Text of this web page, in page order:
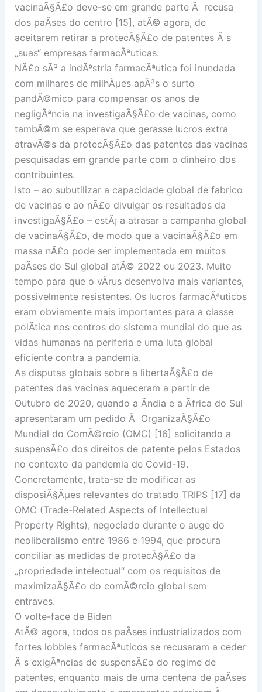
vacinaÃ§Ã£o deve-se em grande parte Ã recusa
dos paÃ­ses do centro [15], atÃ© agora, de
aceitarem retirar a protecÃ§Ã£o de patentes Ã s
„suas“ empresas farmacÃªuticas.
NÃ£o sÃ³ a indÃºstria farmacÃªutica foi inundada
com milhares de milhÃµes apÃ³s o surto
pandÃ©mico para compensar os anos de
negligÃªncia na investigaÃ§Ã£o de vacinas, como
tambÃ©m se esperava que gerasse lucros extra
atravÃ©s da protecÃ§Ã£o das patentes das vacinas
pesquisadas em grande parte com o dinheiro dos
contribuintes.
Isto – ao subutilizar a capacidade global de fabrico
de vacinas e ao nÃ£o divulgar os resultados da
investigaÃ§Ã£o – estÃ¡ a atrasar a campanha global
de vacinaÃ§Ã£o, de modo que a vacinaÃ§Ã£o em
massa nÃ£o pode ser implementada em muitos
paÃ­ses do Sul global atÃ© 2022 ou 2023. Muito
tempo para que o vÃ­rus desenvolva mais variantes,
possivelmente resistentes. Os lucros farmacÃªuticos
eram obviamente mais importantes para a classe
polÃ­tica nos centros do sistema mundial do que as
vidas humanas na periferia e uma luta global
eficiente contra a pandemia.
As disputas globais sobre a libertaÃ§Ã£o de
patentes das vacinas aqueceram a partir de
Outubro de 2020, quando a Ãndia e a Ãfrica do Sul
apresentaram um pedido Ã OrganizaÃ§Ã£o
Mundial do ComÃ©rcio (OMC) [16] solicitando a
suspensÃ£o dos direitos de patente pelos Estados
no contexto da pandemia de Covid-19.
Concretamente, trata-se de modificar as
disposiÃ§Ãµes relevantes do tratado TRIPS [17] da
OMC (Trade-Related Aspects of Intellectual
Property Rights), negociado durante o auge do
neoliberalismo entre 1986 e 1994, que procura
conciliar as medidas de protecÃ§Ã£o da
„propriedade intelectual“ com os requisitos de
maximizaÃ§Ã£o do comÃ©rcio global sem
entraves.
O volte-face de Biden
AtÃ© agora, todos os paÃ­ses industrializados com
fortes lobbies farmacÃªuticos se recusaram a ceder
Ã s exigÃªncias de suspensÃ£o do regime de
patentes, enquanto mais de uma centena de paÃ­ses